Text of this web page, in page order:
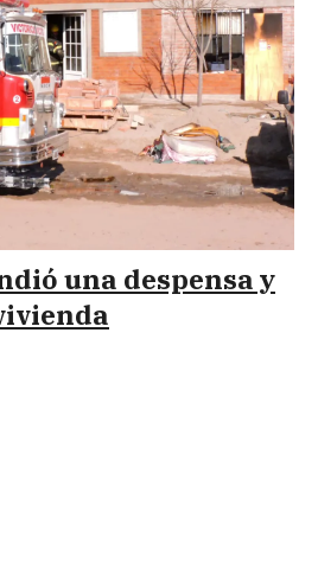
una despensa y